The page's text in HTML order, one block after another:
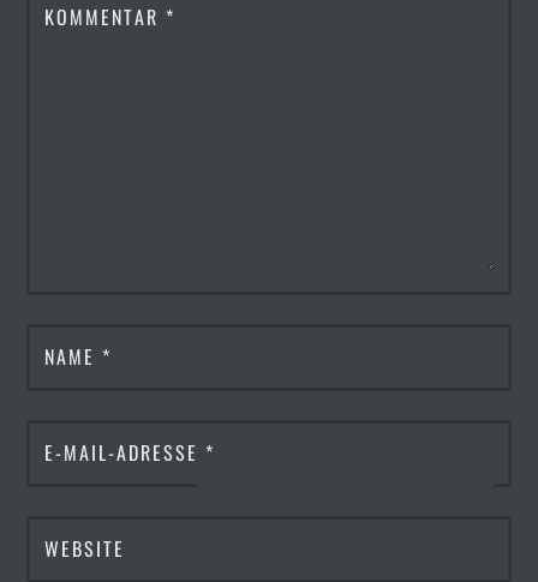
KOMMENTAR *
NAME *
E-MAIL-ADRESSE *
WEBSITE